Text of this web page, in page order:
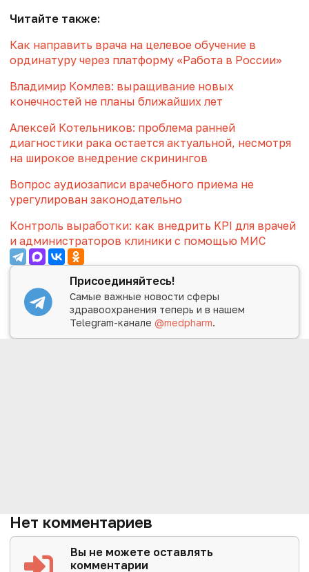
Читайте также:
Как направить врача на целевое обучение в
ординатуру через платформу «Работа в России»
Владимир Комлев: выращивание новых
конечностей не планы ближайших лет
Алексей Котельников: проблема ранней
диагностики рака остается актуальной, несмотря
на широкое внедрение скринингов
Вопрос аудиозаписи врачебного приема не
урегулирован законодательно
Контроль выработки: как внедрить KPI для врачей
и администраторов клиники с помощью МИС
Присоединяйтесь!
Самые важные новости сферы
здравоохранения теперь и в нашем
Telegram-канале@medpharm.
Нет комментариев
Вы не можете оставлять
комментарии